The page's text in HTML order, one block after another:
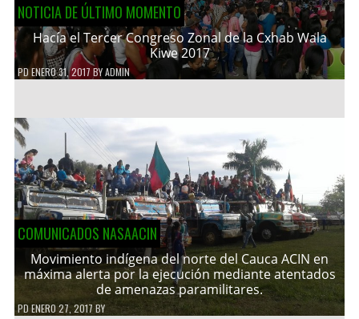
NOTICIA DE ÚLTIMO MOMENTO
Hacía el Tercer Congreso Zonal de la Cxhab Wala
Kiwe 2017
PDENERO 31, 2017 BYADMIN
COMUNICADOS NASAACIN
Movimiento indígena del norte del Cauca ACIN en
máxima alerta por la ejecución mediante atentados
de amenazas paramilitares.
PDENERO 27, 2017 BY